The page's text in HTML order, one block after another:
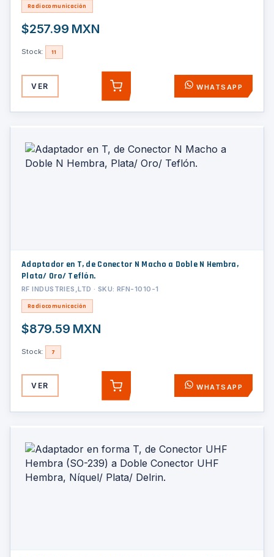
Radiocomunicación
$257.99 MXN
Stock: 11
VER AGREGAR WHATSAPP
Adaptador en T, de Conector N Macho a Doble N Hembra,
Plata/ Oro/ Teflón.
RF INDUSTRIES,LTD · SKU: RFN-1010-1
Radiocomunicación
$879.59 MXN
Stock: 7
VER AGREGAR WHATSAPP